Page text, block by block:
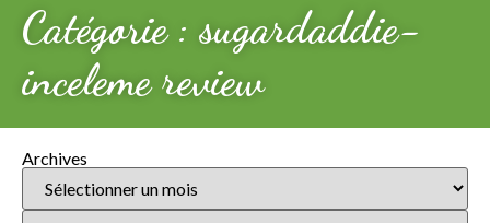
Catégorie : sugardaddie-
inceleme review
Archives